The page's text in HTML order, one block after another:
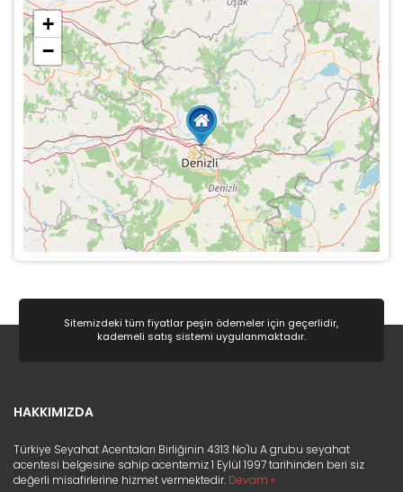
+
−
Sitemizdeki tüm fiyatlar peşin ödemeler için geçerlidir,
kademeli satış sistemi uygulanmaktadır.
HAKKIMIZDA
Türkiye Seyahat Acentaları Birliğinin 4313 No'lu A grubu seyahat
acentesi belgesine sahip acentemiz 1 Eylül 1997 tarihinden beri siz
değerli misafirlerine hizmet vermektedir. Devam »